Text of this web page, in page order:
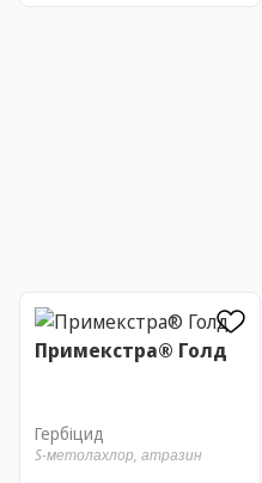
Примекстра® Голд
Гербіцид
S-метолахлор, атразин